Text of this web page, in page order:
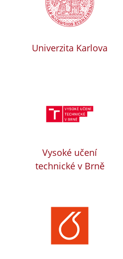
Univerzita Karlova
Vysoké učení
technické v Brně